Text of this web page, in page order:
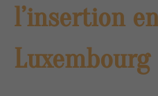
l’insertion
Luxembourg